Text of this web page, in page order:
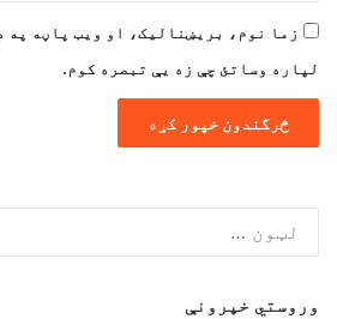
زما نوم، بریښنالیک، او ویب پاڼه په
لپاره وساتئ چې زه یې تبصره کوم.
وروستي خپرونې